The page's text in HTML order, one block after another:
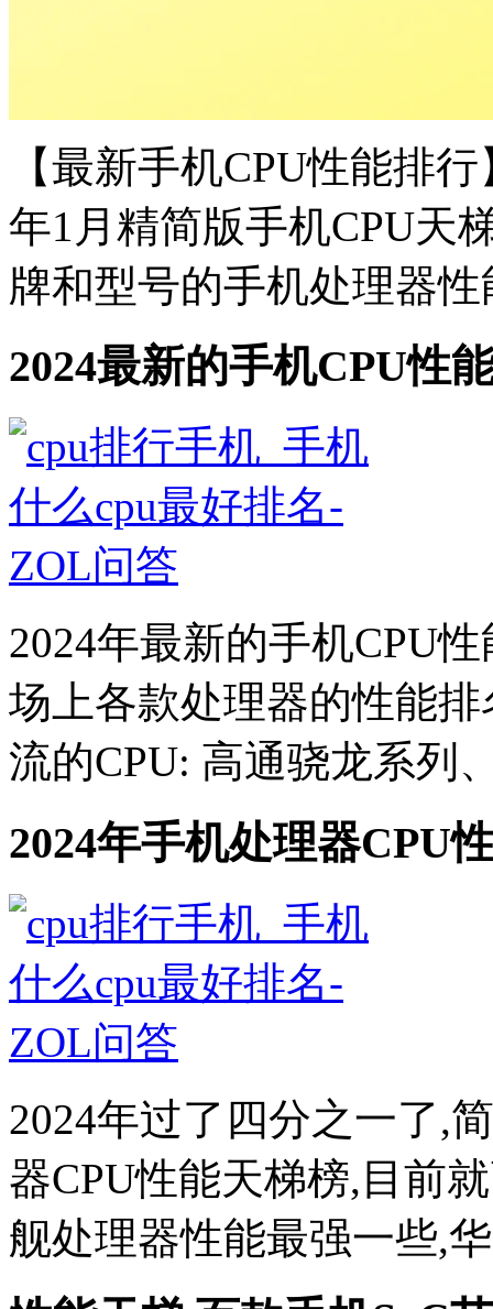
【最新手机CPU性能排
年1月精简版手机CPU天
牌和型号的手机处理器
2024最新的手机CPU性
2024年最新的手机CPU
场上各款处理器的性能
流的CPU: 高通骁龙系列
2024年手机处理器CPU
2024年过了四分之一了,
器CPU性能天梯榜,目前
舰处理器性能最强一些,